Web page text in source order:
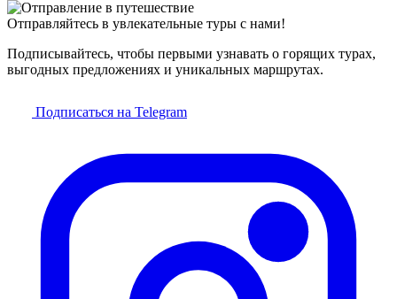
Отправляйтесь в увлекательные туры с нами!
Подписывайтесь, чтобы первыми узнавать о горящих турах,
выгодных предложениях и уникальных маршрутах.
Подписаться на Telegram